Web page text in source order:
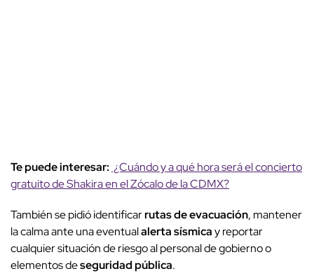
Te puede interesar: ¿Cuándo y a qué hora será el concierto
gratuito de Shakira en el Zócalo de la CDMX?
También se pidió identificarrutas de evacuación, mantener
la calma ante una eventualalerta sísmicay reportar
cualquier situación de riesgo al personal de gobierno o
elementos deseguridad pública.